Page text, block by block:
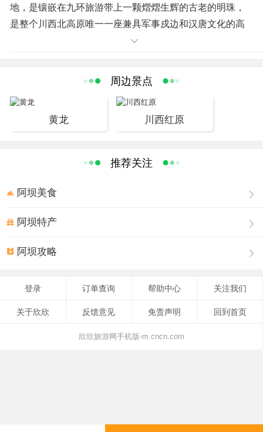
地，是镶嵌在九环旅游带上一颗熠熠生辉的古老的明珠，
是整个川西北高原唯一一座兼具军事戍边和汉唐文化的高
全长6.212公里，有城门七道：东门名为“觐阳门”、南门名
为“延薰门”、西门名为“威远门”、北门名为“镇羌门”、外城南
城门称“埠清门”（至今仍保留有完整的瓮城门）、西南山麓
城门均用长1米、宽0.4米、厚0.4米的平行六面条石拱券和
门基大石上有流云、奔马之类的浮雕，城门正面施马面，
石门洞口精美的浮雕“双鹤图”与城内的“双鹿图”合称为“鹤鹿
大，是中国古城建筑的经典之作。
城墙、琴鹤楼等部分组成。目前已经完成了古城墙上有关
周边景点
黄龙 川西红原
推荐关注
阿坝美食
阿坝特产
阿坝攻略
登录 订单查询 帮助中心 关注我们
关于欣欣 反馈意见 免责声明 回到首页
欣欣旅游网手机版-m.cncn.com